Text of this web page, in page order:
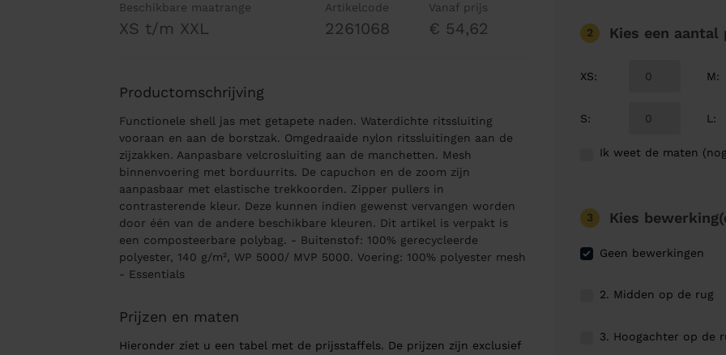
Beschikbare maatrange
XS t/m XXL
Artikelcode
2261068
Vanaf prijs
€ 54,62
Productomschrijving
Functionele shell jas met getapete naden. Waterdichte ritssluiting
vooraan en aan de borstzak. Omgedraaide nylon ritssluitingen aan de
zijzakken. Aanpasbare velcrosluiting aan de manchetten. Mesh
binnenvoering met borduurrits. De capuchon en de zoom zijn
aanpasbaar met elastische trekkoorden. Zipper pullers in
contrasterende kleur. Deze kunnen indien gewenst vervangen worden
door één van de andere beschikbare kleuren. Dit artikel is verpakt is
een composteerbare polybag. - Buitenstof: 100% gerecycleerde
polyester, 140 g/m², WP 5000/ MVP 5000. Voering: 100% polyester mesh
- Essentials
Prijzen en maten
Hieronder ziet u een tabel met de prijsstaffels. De prijzen zijn exclusief
2 Kies een aantal
XS:
S:
M:
L :
Ik weet de maten
3 Kies
Geen bewerkingen
2. Midden op de rug
3. Hoogachter op de